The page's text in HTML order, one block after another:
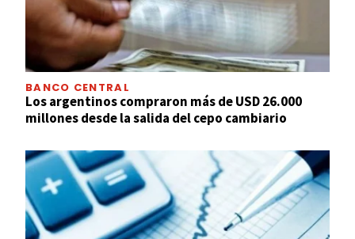
BANCO CENTRAL
Los argentinos compraron más de USD 26.000
millones desde la salida del cepo cambiario